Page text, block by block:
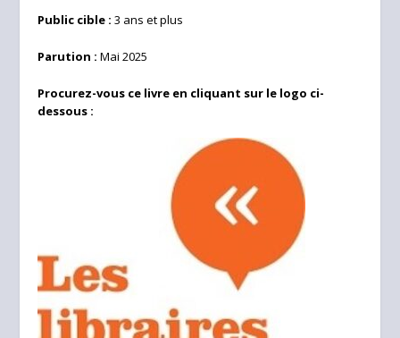
Public cible : 3 ans et plus
Parution : Mai 2025
Procurez-vous ce livre en cliquant sur le logo ci-
dessous :